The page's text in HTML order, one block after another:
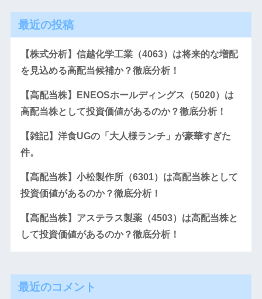
最近の投稿
【株式分析】信越化学工業（4063）は将来的な増配
を見込める高配当候補か？徹底分析！
【高配当株】ENEOSホールディングス（5020）は
高配当株として投資価値があるのか？徹底分析！
【雑記】洋食UGの「大人様ランチ」が豪華すぎた
件。
【高配当株】小松製作所（6301）は高配当株として
投資価値があるのか？徹底分析！
【高配当株】アステラス製薬（4503）は高配当株と
して投資価値があるのか？徹底分析！
最近のコメント